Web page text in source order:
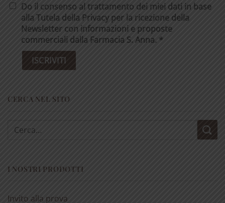
Do il consenso al trattamento dei miei dati in base
alla Tutela della Privacy per la ricezione della
Newsletter con informazioni e proposte
commerciali dalla Farmacia S. Anna. *
CERCA NEL SITO
Cerca:
I NOSTRI PRODOTTI
Invito alla prova